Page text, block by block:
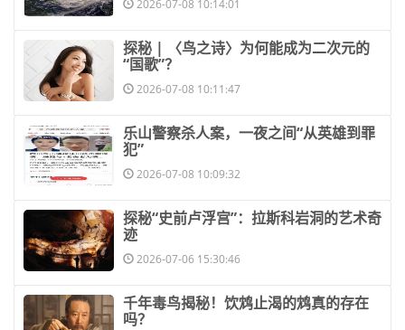
2026-07-08 10:14:01
​探秘 | 〈鸟之诗〉为何能成为二次元的
“国歌”？
2026-07-08 10:11:47
​乐山警察杀人案，一夜之间“从英雄到罪
犯”
2026-07-08 10:09:32
​探秘“史前卢浮宫”：拉斯科岩洞的艺术奇
迹
2026-07-06 15:30:46
​千年毒鸟揭秘！饮鸩止渴的鸩真的存在
吗？